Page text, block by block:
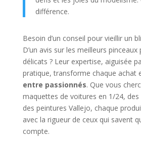
différence.
Besoin d’un conseil pour vieillir un
D’un avis sur les meilleurs
délicats ? Leur expertise, aiguisée
pratique, transforme chaque achat
entre passionnés. Que vous
maquettes de voitures en 1/24,
des peintures Vallejo, chaque
avec la rigueur de ceux qui savent
compte.